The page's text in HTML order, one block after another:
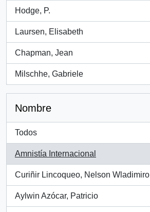
Hodge, P.
, 1 resultados
Laursen, Elisabeth
, 1 resultados
Chapman, Jean
, 1 resultados
Milschhe, Gabriele
, 1 resultados
Nombre
Todos
Amnistía Internacional
, 266 resultados
Curiñir Lincoqueo, Nelson Wladimiro
, 62 resultados
Aylwin Azócar, Patricio
, 4 resultados